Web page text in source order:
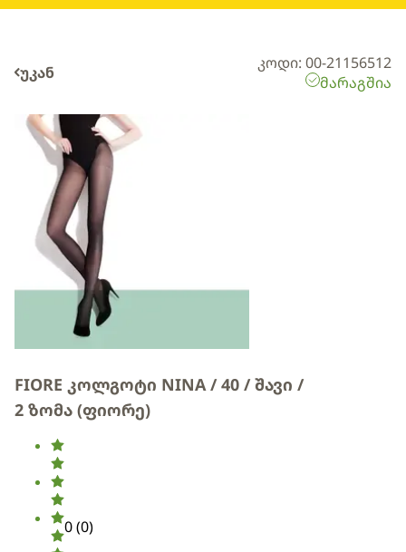
უკან
კოდი: 00-21156512
მარაგშია
FIORE კოლგოტი NINA / 40 / შავი /
2 ზომა (ფიორე)
0(0)